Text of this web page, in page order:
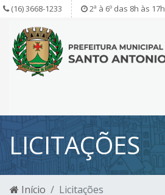
(16) 3668-1233 2ª à 6º das 8h às 17h
LICITAÇÕES
Início Licitações